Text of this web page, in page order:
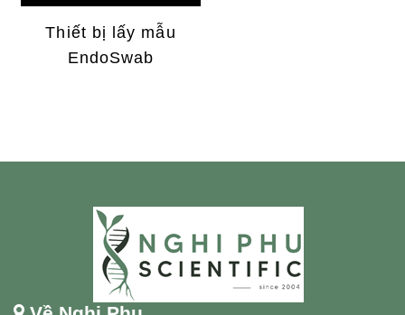
Thiết bị lấy mẫu
EndoSwab